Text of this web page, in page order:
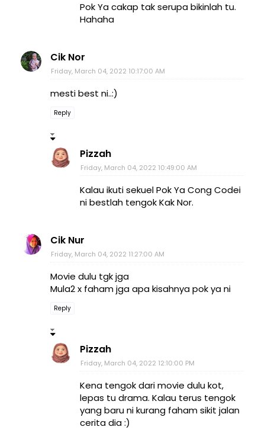
Pok Ya cakap tak serupa bikinlah tu.
Hahaha
Cik Nor
Friday, March 04, 2022 10:17:00 AM
mesti best ni..:)
Reply
Pizzah
Friday, March 04, 2022 10:49:00 AM
Kalau ikuti sekuel Pok Ya Cong Codei
ni bestlah tengok Kak Nor.
Cik Nur
Friday, March 04, 2022 11:27:00 AM
Movie dulu tgk jga
Mula2 x faham jga apa kisahnya pok ya ni
Reply
Pizzah
Friday, March 04, 2022 12:10:00 PM
Kena tengok dari movie dulu kot,
lepas tu drama. Kalau terus tengok
yang baru ni kurang faham sikit jalan
cerita dia :)